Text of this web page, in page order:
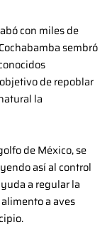
con miles de
sembró
de repoblar
la
de México, se
así al control
a regular la
a aves